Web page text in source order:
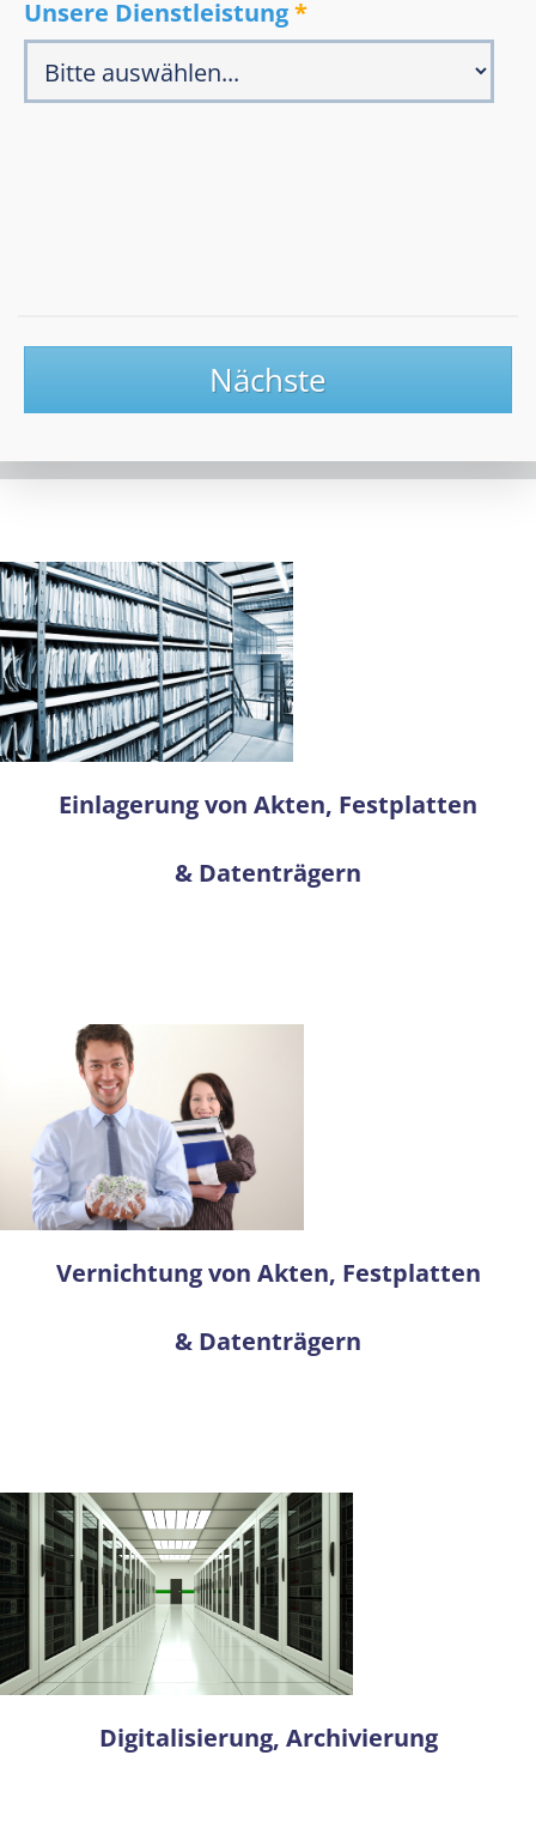
Unsere Dienstleistung*
Nächste
Einlagerung von Akten, Festplatten
& Datenträgern
Vernichtung von Akten, Festplatten
& Datenträgern
Digitalisierung, Archivierung